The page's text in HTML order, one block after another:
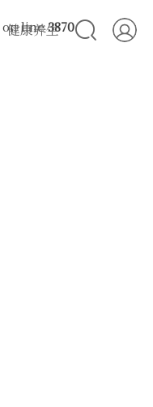
on line3870
健康养生